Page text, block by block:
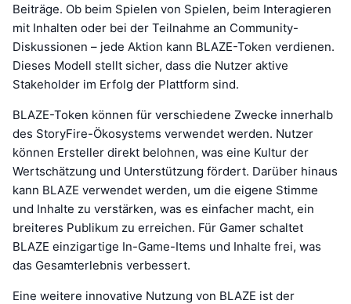
Beiträge. Ob beim Spielen von Spielen, beim Interagieren
mit Inhalten oder bei der Teilnahme an Community-
Diskussionen – jede Aktion kann BLAZE-Token verdienen.
Dieses Modell stellt sicher, dass die Nutzer aktive
Stakeholder im Erfolg der Plattform sind.
BLAZE-Token können für verschiedene Zwecke innerhalb
des StoryFire-Ökosystems verwendet werden. Nutzer
können Ersteller direkt belohnen, was eine Kultur der
Wertschätzung und Unterstützung fördert. Darüber hinaus
kann BLAZE verwendet werden, um die eigene Stimme
und Inhalte zu verstärken, was es einfacher macht, ein
breiteres Publikum zu erreichen. Für Gamer schaltet
BLAZE einzigartige In-Game-Items und Inhalte frei, was
das Gesamterlebnis verbessert.
Eine weitere innovative Nutzung von BLAZE ist der